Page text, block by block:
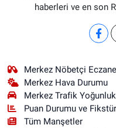
haberleri ve en son
Merkez Nöbetçi
Merkez Hava Durumu
Merkez Trafik
Puan Durumu ve Fikstür
Tüm Manşetler